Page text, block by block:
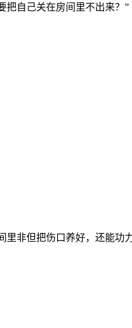
把自己关在房间里不出来？”
里非但把伤口养好，还能功